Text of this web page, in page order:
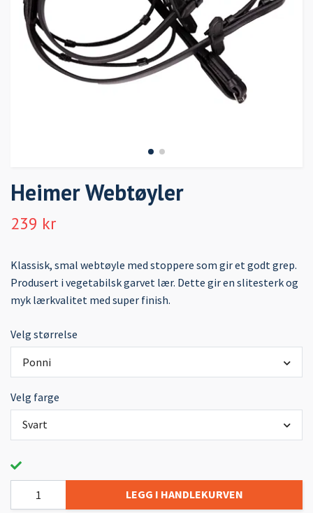
Heimer Webtøyler
239 kr
Klassisk, smal webtøyle med stoppere som gir et godt grep.
Produsert i vegetabilsk garvet lær. Dette gir en slitesterk og
myk lærkvalitet med super finish.
Velg størrelse
Ponni
Velg farge
Svart
LEGG I HANDLEKURVEN